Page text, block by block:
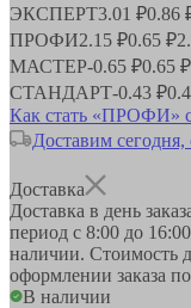
ЭКСПЕРТ3.01 ₽0.86
ПРОФИ2.15 ₽0.65 ₽
МАСТЕР-0.65 ₽0.65 ₽
СТАНДАРТ-0.43 ₽
Как стать «ПРОФИ»
Доставим сегодня,
Доставка
Доставка в день
период с 8:00 до 16:00
наличии. Стоимость
оформлении заказа
В наличии